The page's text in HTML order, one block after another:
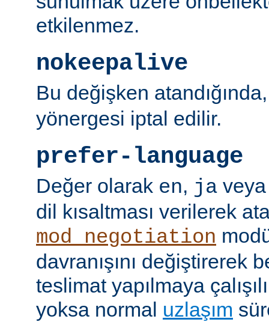
etkilenmez.
nokeepalive
Bu değişken
yönergesi iptal edilir.
prefer-language
Değer olarak en, ja
dil kısaltması verilerek
mod_negotiation
davranışını değiştirerek
teslimat yapılmaya
yoksa normal uzlaşım